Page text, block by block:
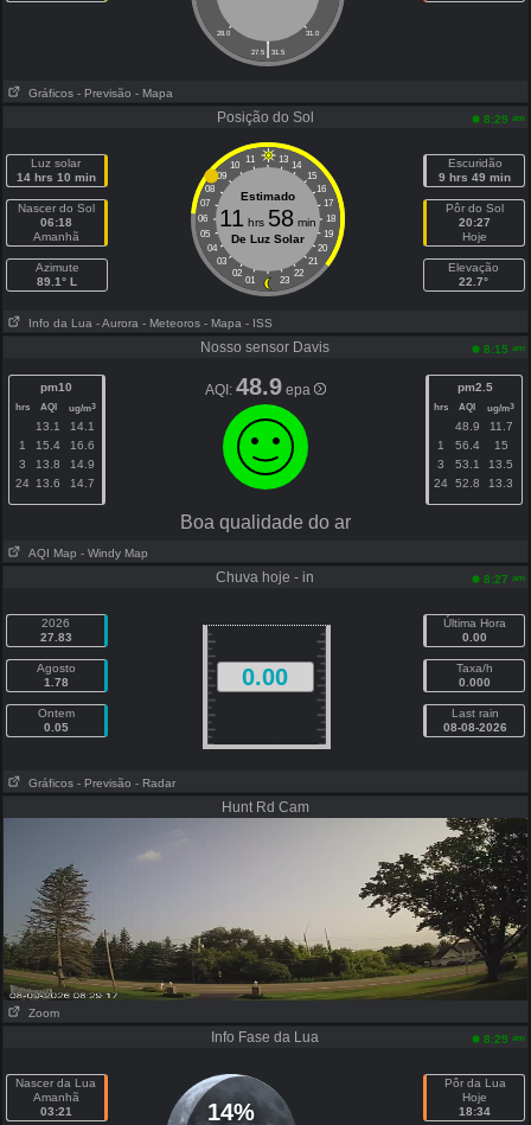
28.0 31.0
|
27.5 31.5
Gráficos - Previsão - Mapa
Posição do Sol 8:29 am
Luz solar
14 hrs 10 min
Nascer do Sol
06:18
Amanhã
Azimute
89.1° L
11 13
10
14
09
15
08
16
07
17
06
18
05
19
04
20
03
21
02
22
01 23
Estimado
11 hrs 58min
De Luz Solar
Escuridão
9 hrs 49 min
Pôr do Sol
20:27
Hoje
Elevação
22.7°
Info da Lua - Aurora - Meteoros - Mapa - ISS
Nosso sensor Davis 8:15 am
pm10
hrs AQI ug/m3
13.1
14.1
1
15.4
16.6
3
13.8
14.9
24 13.6 14.7
AQI: 48.9 epa pm2.5
hrs AQI ug/m3
48.9
11.7
1
56.4
15
3
53.1
13.5
24 52.8 13.3
Boa qualidade do ar
AQI Map - Windy Map
Chuva hoje - in 8:27 am
2026
27.83
Agosto
1.78
Ontem
0.05
0.00
Última Hora
0.00
Taxa/h
0.000
Last rain
08-08-2026
Gráficos - Previsão - Radar
Hunt Rd Cam
Zoom
Info Fase da Lua 8:29 am
Nascer da Lua
Amanhã
03:21
14%
Pôr da Lua
Hoje
18:34